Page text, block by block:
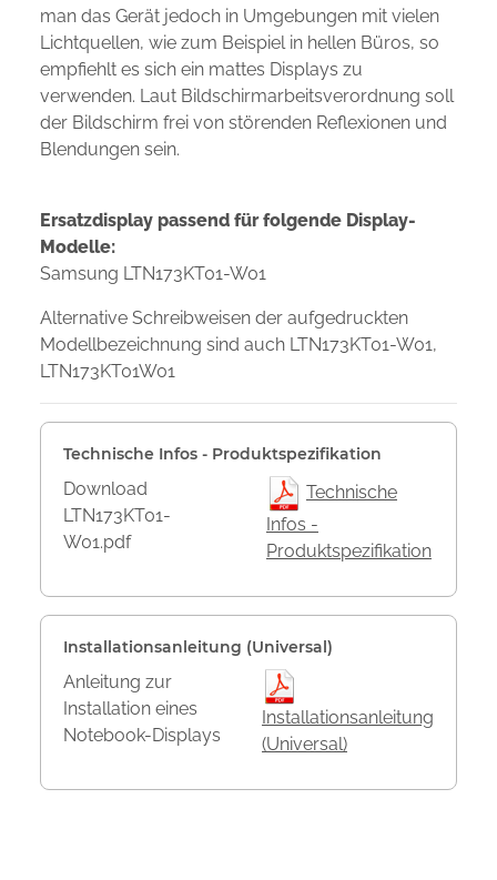
man das Gerät jedoch in Umgebungen mit vielen
Lichtquellen, wie zum Beispiel in hellen Büros, so
empfiehlt es sich ein mattes Displays zu
verwenden. Laut Bildschirmarbeitsverordnung soll
der Bildschirm frei von störenden Reflexionen und
Blendungen sein.
Ersatzdisplay passend für folgende Display-
Modelle:
Samsung LTN173KT01-W01
Alternative Schreibweisen der aufgedruckten
Modellbezeichnung sind auch LTN173KT01-W01,
LTN173KT01W01
Technische Infos - Produktspezifikation
Download
LTN173KT01-
W01.pdf
Technische
Infos -
Produktspezifikation
Installationsanleitung (Universal)
Anleitung zur
Installation eines
Notebook-Displays
Installationsanleitung
(Universal)